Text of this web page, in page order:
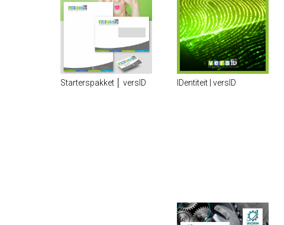
Starterspakket │ versID IDentiteit | versID